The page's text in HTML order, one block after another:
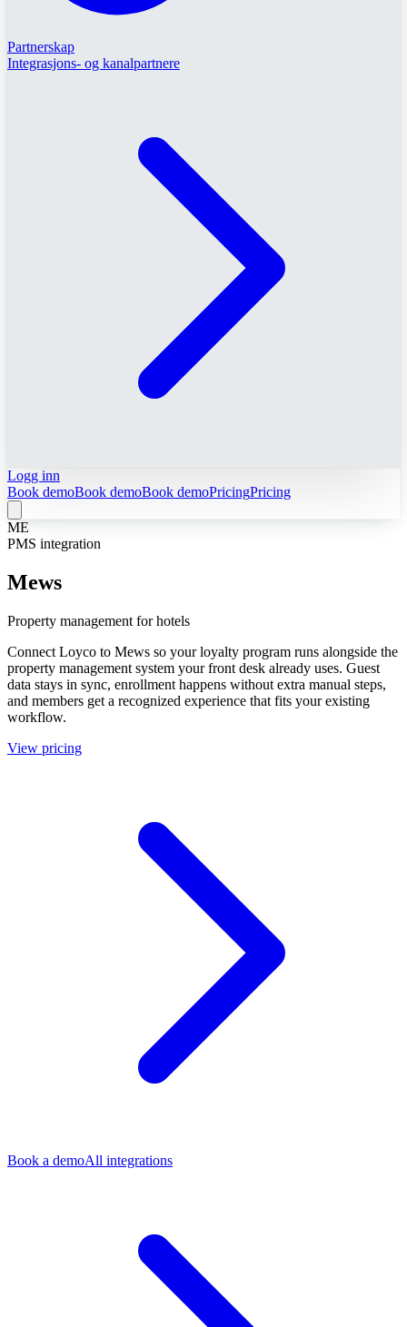
Partnerskap
Integrasjons- og kanalpartnere
Logg inn
Book demoBook demoBook demoPricingPricing
ME
PMS integration
Mews
Property management for hotels
Connect Loyco to Mews so your loyalty program runs alongside the
property management system your front desk already uses. Guest
data stays in sync, enrollment happens without extra manual steps,
and members get a recognized experience that fits your existing
workflow.
View pricing
Book a demoAll integrations